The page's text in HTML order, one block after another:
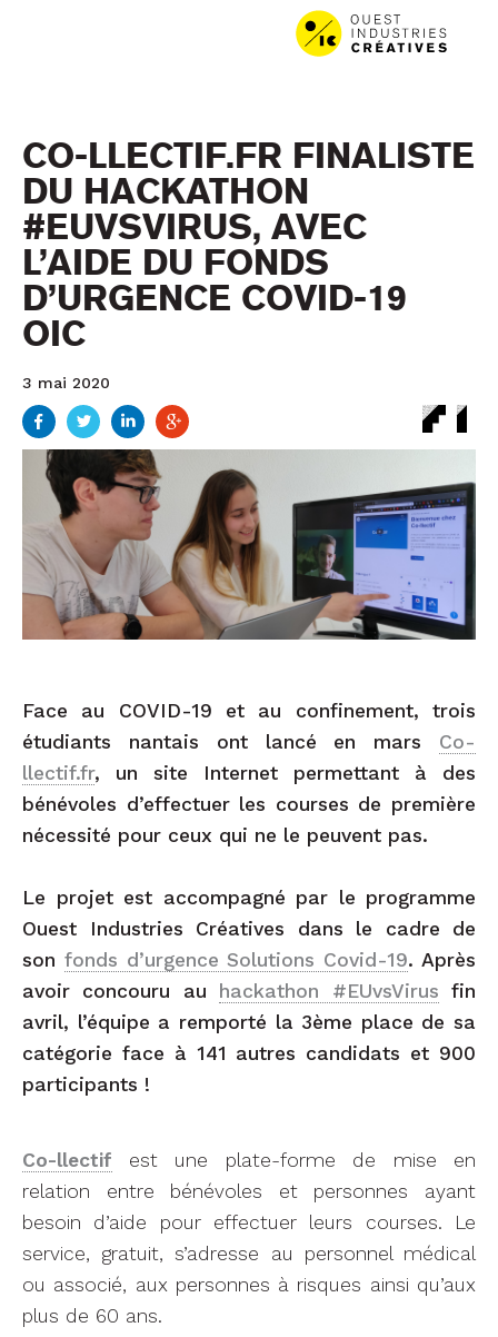
Aller au menu
Aller au contenu
CO-LLECTIF.FR FINALISTE
DU HACKATHON
#EUVSVIRUS, AVEC
L’AIDE DU FONDS
D’URGENCE COVID-19
OIC
3 mai 2020
Face au COVID-19 et au confinement, trois
étudiants nantais ont lancé en mars Co-
llectif.fr, un site Internet permettant à des
bénévoles d’effectuer les courses de première
nécessité pour ceux qui ne le peuvent pas.
Le projet est accompagné par le programme
Ouest Industries Créatives dans le cadre de
son fonds d’urgence Solutions Covid-19. Après
avoir concouru au hackathon #EUvsVirus fin
avril, l’équipe a remporté la 3ème place de sa
catégorie face à 141 autres candidats et 900
participants !
Co-llectif
est une plate-forme de mise en
relation entre bénévoles et personnes ayant
besoin d’aide pour effectuer leurs courses. Le
service, gratuit, s’adresse au personnel médical
ou associé, aux personnes à risques ainsi qu’aux
plus de 60 ans.